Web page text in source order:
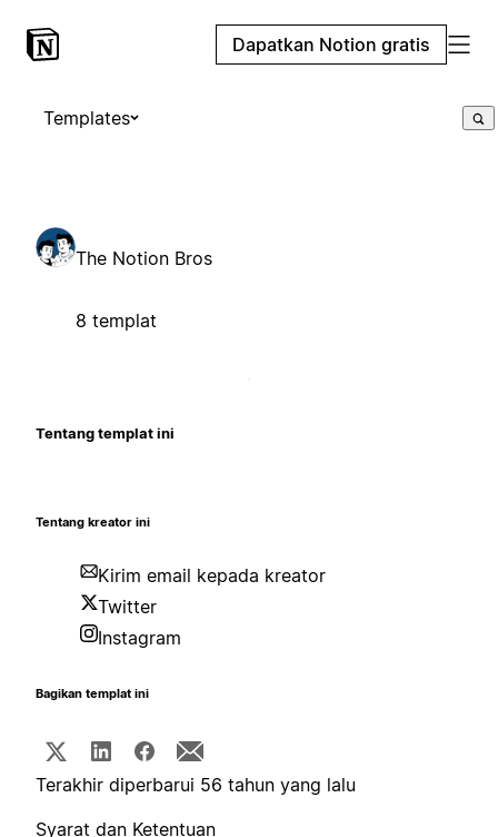
Dapatkan Notion gratis
Templates
The Notion Bros
8 templat
Tentang templat ini
Tentang kreator ini
Kirim email kepada kreator
Twitter
Instagram
Bagikan templat ini
Terakhir diperbarui 56 tahun yang lalu
Syarat dan Ketentuan